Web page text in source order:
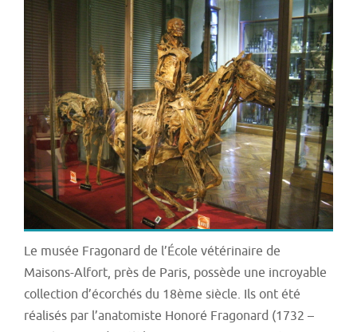
Le musée Fragonard de l’École vétérinaire de
Maisons-Alfort, près de Paris, possède une incroyable
collection d’écorchés du 18ème siècle. Ils ont été
réalisés par l’anatomiste Honoré Fragonard (1732 –